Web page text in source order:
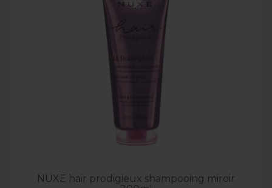
NUXE hair prodigieux shampooing miroir